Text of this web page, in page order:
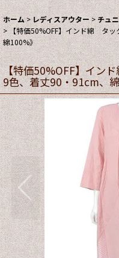
ホーム > レディスアウター > チュ
>【特価50%OFF】インド綿 タッ
綿100%》
【特価50%OFF】イン
9色、着丈90・91cm、